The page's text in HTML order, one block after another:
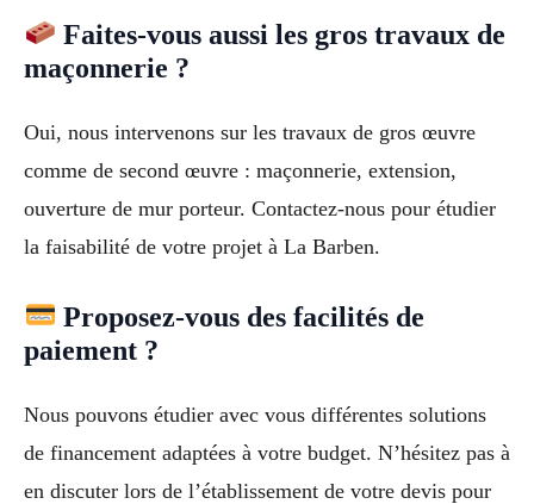
Faites-vous aussi les gros travaux de
maçonnerie ?
Oui, nous intervenons sur les travaux de gros œuvre
comme de second œuvre : maçonnerie, extension,
ouverture de mur porteur. Contactez-nous pour étudier
la faisabilité de votre projet à La Barben.
Proposez-vous des facilités de
paiement ?
Nous pouvons étudier avec vous différentes solutions
de financement adaptées à votre budget. N’hésitez pas à
en discuter lors de l’établissement de votre devis pour